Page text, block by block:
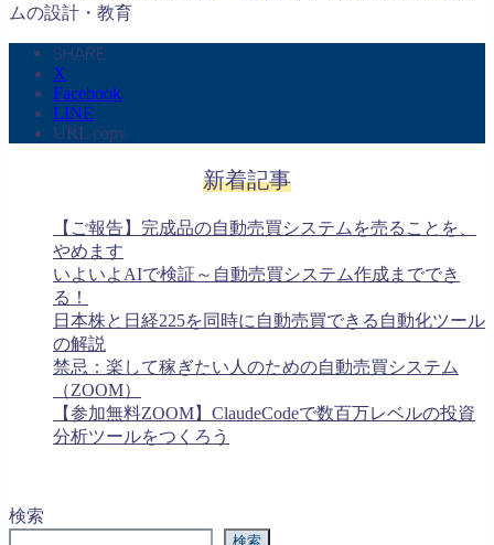
ムの設計・教育
SHARE
X
Facebook
LINE
URL copy
新着記事
【ご報告】完成品の自動売買システムを売ることを、
やめます
いよいよAIで検証～自動売買システム作成まででき
る！
日本株と日経225を同時に自動売買できる自動化ツール
の解説
禁忌：楽して稼ぎたい人のための自動売買システム
（ZOOM）
【参加無料ZOOM】ClaudeCodeで数百万レベルの投資
分析ツールをつくろう
検索
検索